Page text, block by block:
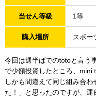
当せん等級 1等
購入場所 スポー
今回は週半ばでのtotoと言う
で少額投資したところ、mini
しかも間違えて同じ組み合
た！」と思ったのですが、運